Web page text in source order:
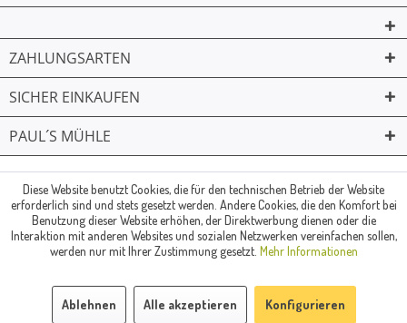
ZAHLUNGSARTEN
SICHER EINKAUFEN
PAUL´S MÜHLE
© Paul's Mühle | Inhaber: Christof Paul e.K. | Westring 2 | 45659
Recklinghausen
Fax: 02361 -28831 | E-Mail: info@pauls-muehle.de
Diese Website benutzt Cookies, die für den technischen Betrieb der Website
erforderlich sind und stets gesetzt werden. Andere Cookies, die den Komfort bei
Benutzung dieser Website erhöhen, der Direktwerbung dienen oder die
Interaktion mit anderen Websites und sozialen Netzwerken vereinfachen sollen,
werden nur mit Ihrer Zustimmung gesetzt. Mehr Informationen
Ablehnen Alle akzeptieren Konfigurieren